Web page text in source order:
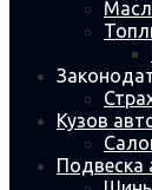
Кузов
Подвеска